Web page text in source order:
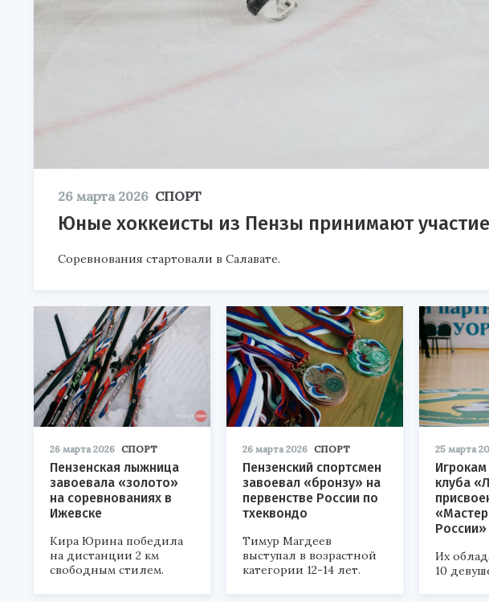
26 марта 2026 СПОРТ
Юные хоккеисты из Пензы принимают
Соревнования стартовали в Салавате.
26 марта 2026 СПОРТ
Пензенская лыжница
завоевала «золото»
на соревнованиях в
Ижевске
Кира Юрина победила
на дистанции 2 км
свободным стилем.
26 марта 2026 СПОРТ
Пензенский спортсмен
завоевал «бронзу» на
первенстве России по
тхеквондо
Тимур Магдеев
выступал в возрастной
категории 12-14 лет.
25 марта
Игрокам
клуба
России»
Их
10